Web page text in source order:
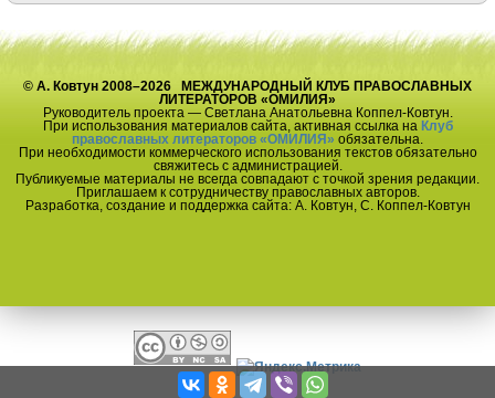
© А. Ковтун 2008–2026 МЕЖДУНАРОДНЫЙ КЛУБ ПРАВОСЛАВНЫХ
ЛИТЕРАТОРОВ «ОМИЛИЯ»
Руководитель проекта — Светлана Анатольевна Коппел-Ковтун.
При использования материалов сайта, активная ссылка на Клуб
православных литераторов «ОМИЛИЯ» обязательна.
При необходимости коммерческого использования текстов обязательно
свяжитесь с администрацией.
Публикуемые материалы не всегда совпадают с точкой зрения редакции.
Приглашаем к сотрудничеству православных авторов.
Разработка, создание и поддержка сайта: А. Ковтун, С. Коппел-Ковтун